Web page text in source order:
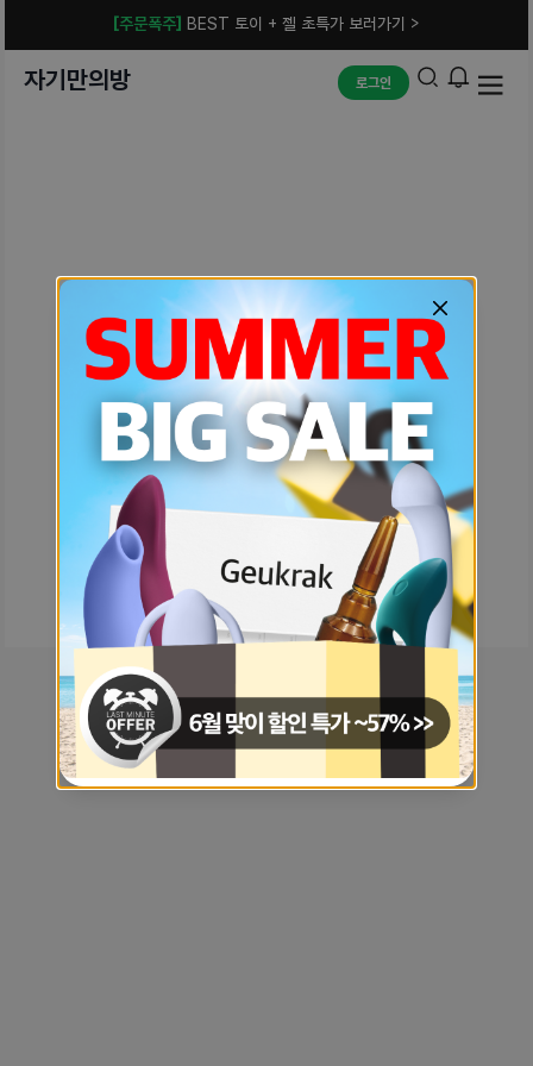
[주문폭주] BEST 토이 + 젤 초특가 보러가기 >
자기만의방 로그인
예상치 못한 에러입니다.